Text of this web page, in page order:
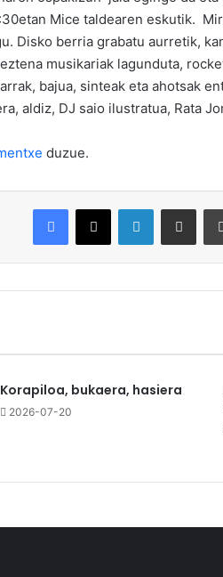
Mice taldearen eskutik.
Disko berria grabatu aurretik,
musikariak lagunduta,
bajua, sinteak eta ahotsak
aldiz, DJ saio ilustratua, Rata
duzue.
Korapiloa, bukaera, hasiera
2026-07-20